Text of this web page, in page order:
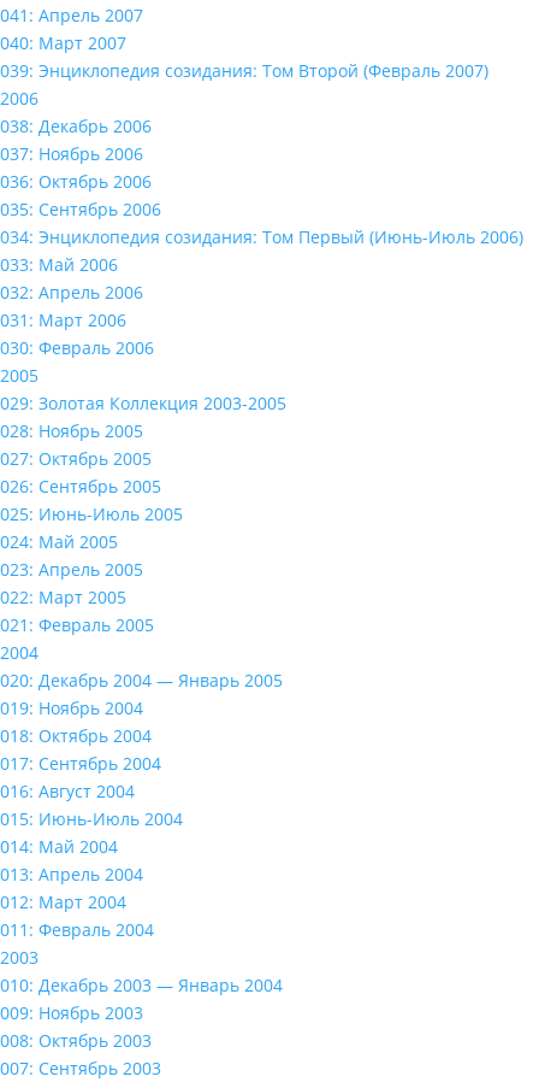
041: Апрель 2007
040: Март 2007
039: Энциклопедия созидания: Том Второй (Февраль 2007)
2006
038: Декабрь 2006
037: Ноябрь 2006
036: Октябрь 2006
035: Сентябрь 2006
034: Энциклопедия созидания: Том Первый (Июнь-Июль 2006)
033: Май 2006
032: Апрель 2006
031: Март 2006
030: Февраль 2006
2005
029: Золотая Коллекция 2003-2005
028: Ноябрь 2005
027: Октябрь 2005
026: Сентябрь 2005
025: Июнь-Июль 2005
024: Май 2005
023: Апрель 2005
022: Март 2005
021: Февраль 2005
2004
020: Декабрь 2004 — Январь 2005
019: Ноябрь 2004
018: Октябрь 2004
017: Сентябрь 2004
016: Август 2004
015: Июнь-Июль 2004
014: Май 2004
013: Апрель 2004
012: Март 2004
011: Февраль 2004
2003
010: Декабрь 2003 — Январь 2004
009: Ноябрь 2003
008: Октябрь 2003
007: Сентябрь 2003